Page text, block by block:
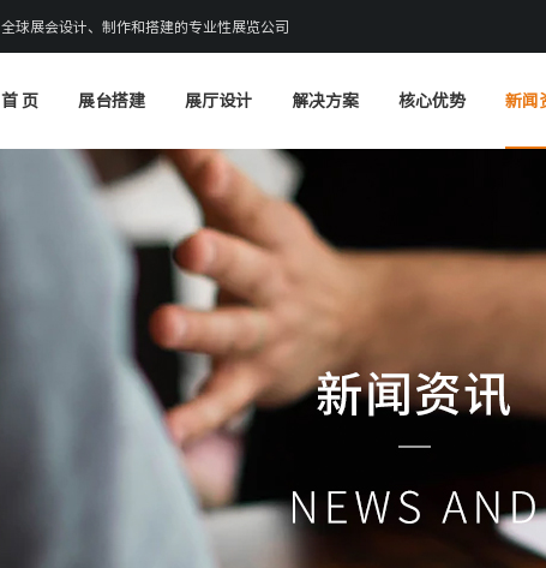
全球展会设计、制作和搭建的专业性展览公司
首 页 展台搭建 展厅设计 解决方案 核心优势 新闻